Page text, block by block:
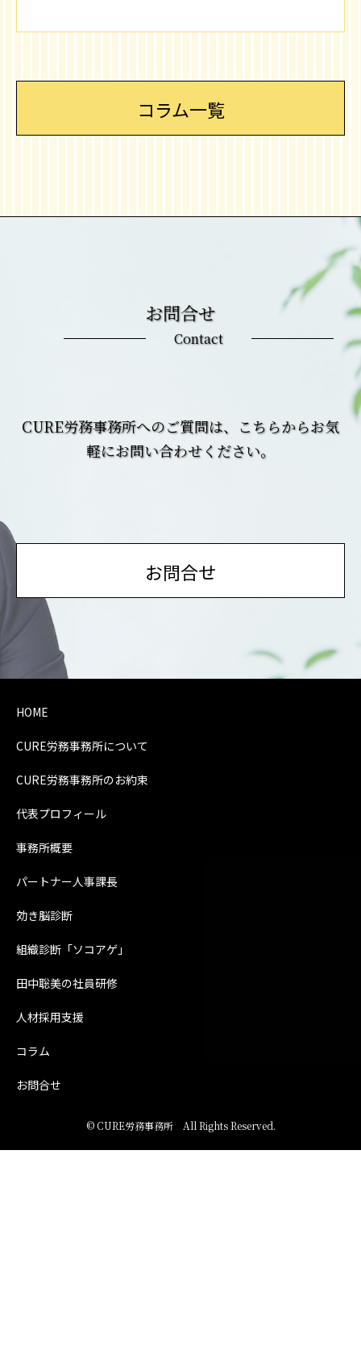
コラム一覧
お問合せ
Contact
CURE労務事務所へのご質問は、こちらからお気
軽にお問い合わせください。
お問合せ
HOME
CURE労務事務所について
CURE労務事務所のお約束
代表プロフィール
事務所概要
パートナー人事課長
効き脳診断
組織診断「ソコアゲ」
田中聡美の社員研修
人材採用支援
コラム
お問合せ
© CURE労務事務所All Rights Reserved.